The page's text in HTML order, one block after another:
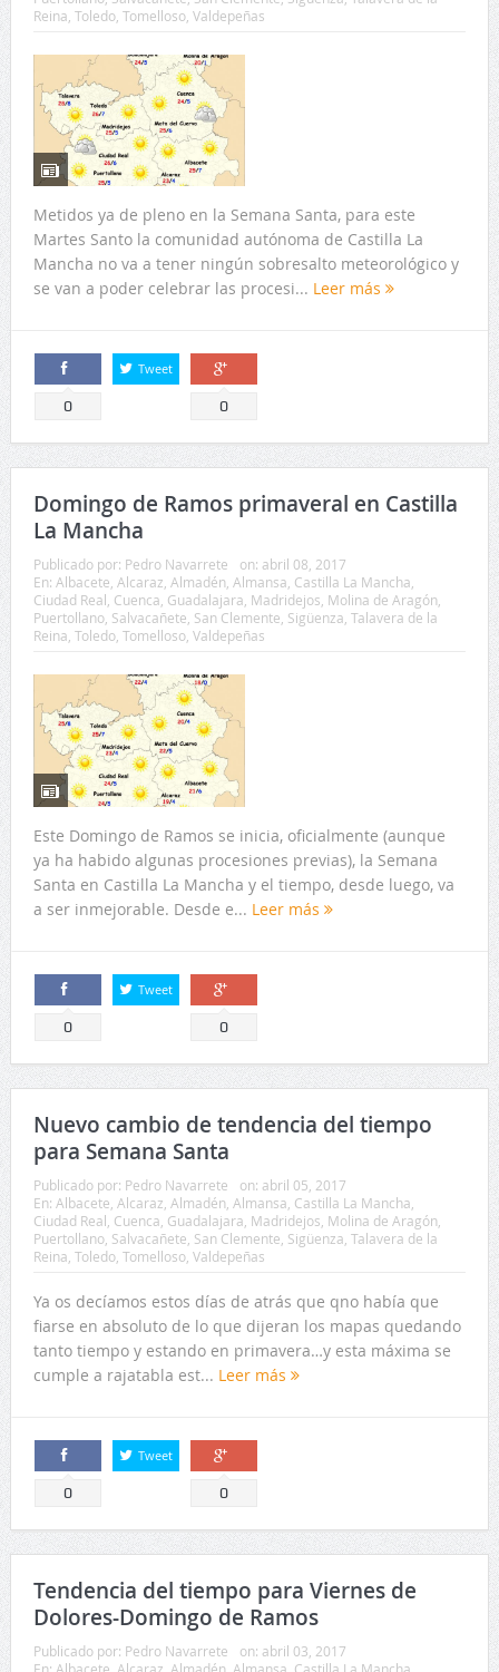
Metidos ya de pleno en la Semana Santa, para este
Martes Santo la comunidad autónoma de Castilla La
Mancha no va a tener ningún sobresalto meteorológico y
se van a poder celebrar las procesi...
Comparte
0
Tweet
Comparte
0
Domingo de Ramos primaveral en Castilla
La Mancha
Publicado por: Pedro Navarrete on:
abril 08, 2017
En:Albacete,Alcaraz,Almadén,Almansa,Castilla La Mancha,
Puertollano,Salvacañete,San Clemente,Sigüenza, Talavera de la
Reina,Toledo,Tomelloso
Este Domingo de Ramos se inicia, oficialmente (aunque
ya ha habido algunas procesiones previas), la Semana
Santa en Castilla La Mancha y el tiempo, desde luego, va
a ser inmejorable. Desde e...
Comparte
0
Tweet
Comparte
0
Nuevo cambio de tendencia del tiempo
para Semana Santa
Publicado por: Pedro Navarrete on: abril 05, 2017
En:Albacete,Alcaraz,Almadén,Almansa,Castilla La Mancha,
Puertollano ,Salvacañete ,San Clemente,Sigüenza,
Talavera de la
Reina,Toledo,Tomelloso,Valdepeñas
Ya os decíamos estos días de atrás que qno había que
fiarse en absoluto de lo que dijeran los mapas quedando
tanto tiempo y estando en primavera…y esta máxima se
cumple a rajatabla est...Leer más
Comparte
0
Tweet
Comparte
0
Tendencia del tiempo para Viernes de
Dolores-Domingo de Ramos
Publicado por: Pedro Navarrete on:
abril 03, 2017
En:Albacete,Alcaraz,Almadén,Almansa,Castilla La Mancha,
Puertollano,Salvacañete,San Clemente,Sigüenza,Talavera de la
Reina,Toledo ,Tomelloso,Valdepeñas
Echando la vista unos días más adelante, vamos a